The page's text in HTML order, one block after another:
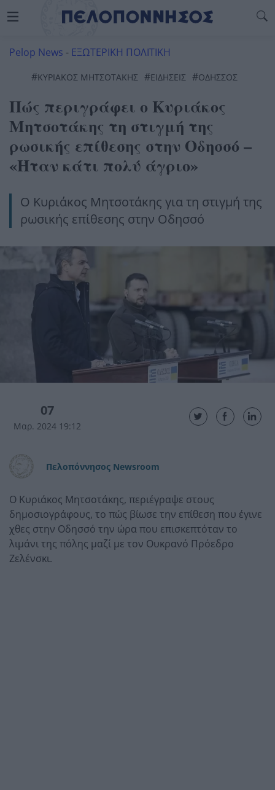
Pelop News - ΕΞΩΤΕΡΙΚΗ ΠΟΛΙΤΙΚΗ
#ΚΥΡΙΑΚΟΣ ΜΗΤΣΟΤΑΚΗΣ #ΕΙΔΗΣΕΙΣ #ΟΔΗΣΣΌΣ
Πώς περιγράφει ο Κυριάκος
Μητσοτάκης τη στιγμή της
ρωσικής επίθεσης στην Οδησσό –
«Ήταν κάτι πολύ άγριο»
Ο Κυριάκος Μητσοτάκης για τη στιγμή της
ρωσικής επίθεσης στην Οδησσό
07
Μαρ. 2024 19:12
Πελοπόννησος Newsroom
Ο Κυριάκος Μητσοτάκης, περιέγραψε στους
δημοσιογράφους, το πώς βίωσε την επίθεση που έγινε
χθες στην Οδησσό την ώρα που επισκεπτόταν το
λιμάνι της πόλης μαζί με τον Ουκρανό Πρόεδρο
Ζελένσκι.